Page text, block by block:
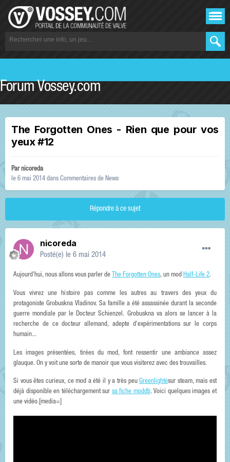
Forum Vossey.com
The Forgotten Ones - Rien que pour vos
yeux #12
Parnicoreda
le 6 mai 2014 dans Commentaires de News
Répondre à ce sujet
nicoreda
Posté(e) le 6 mai 2014
Aujourd'hui, nous allons vous parler de The Forgotten Ones, un mod Half-Life 2.
Vous vivrez une histoire pas comme les autres au travers des yeux du
protagoniste Grobuskna Vladinov. Sa famille a été assassinée durant la seconde
guerre mondiale par le Docteur Schienzel. Grobuskna va alors se lancer à la
recherche de ce docteur allemand, adepte d'expérimentations sur le corps
humain...
Les images présentées, tirées du mod, font ressentir une ambiance assez
glauque. On y voit une sorte de manoir que vous visiterez avec des trouvailles.
Si vous êtes curieux, ce mod a été il y a très peuGreenlightésur steam, mais est
déjà disponible en téléchargement sur sa fiche moddb. Voici quelques images et
une vidéo.[media=]